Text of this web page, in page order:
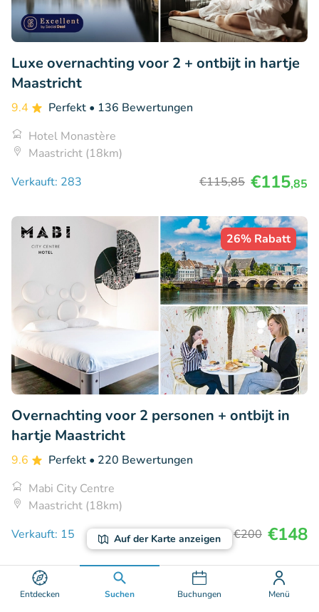
Entdecken Suchen Buchungen Menü
Auf der Karte anzeigen
Luxe overnachting voor 2 + ontbijt in hartje
Maastricht
9.4 Perfekt • 136 Bewertungen
Hotel Monastère
Maastricht (18km)
Verkauft: 283
€115,85 €115,85
26% Rabatt
Overnachting voor 2 personen + ontbijt in
hartje Maastricht
9.6 Perfekt • 220 Bewertungen
Mabi City Centre
Maastricht (18km)
Verkauft: 15
€200 €148
37% Rabatt